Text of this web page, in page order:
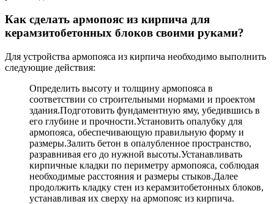
Как сделать армопояс из кирпича для
керамзитобетонных блоков своими руками?
Для устройства армопояса из кирпича необходимо выполнить
следующие действия:
Определить высоту и толщину армопояса в
соответствии со строительными нормами и проектом
здания.Подготовить фундаментную яму, убедившись в
его глубине и прочности.Установить опалубку для
армопояса, обеспечивающую правильную форму и
размеры.Залить бетон в опалубленное пространство,
разравнивая его до нужной высоты.Устанавливать
кирпичные кладки по периметру армопояса, соблюдая
необходимые расстояния и размеры стыков.Далее
продолжить кладку стен из керамзитобетонных блоков,
устанавливая их сверху на армопояс из кирпича.